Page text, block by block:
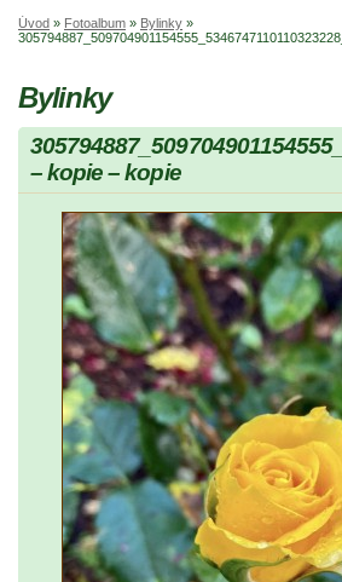
Úvod » Fotoalbum » Bylinky »
Bylinky
– kopie – kopie